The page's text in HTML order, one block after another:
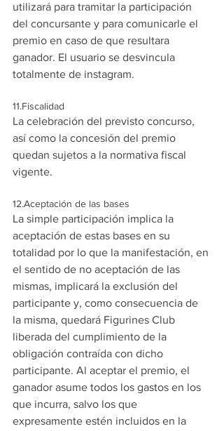
utilizará para tramitar la participación
del concursante y para comunicarle el
premio en caso de que resultara
ganador. El usuario se desvincula
totalmente de instagram.
11.Fiscalidad
La celebración del previsto concurso,
así como la concesión del premio
quedan sujetos a la normativa fiscal
vigente.
12.Aceptación de las bases
La simple participación implica la
aceptación de estas bases en su
totalidad por lo que la manifestación, en
el sentido de no aceptación de las
mismas, implicará la exclusión del
participante y, como consecuencia de
la misma, quedará Figurines Club
liberada del cumplimiento de la
obligación contraída con dicho
participante. Al aceptar el premio, el
ganador asume todos los gastos en los
que incurra, salvo los que
expresamente estén incluidos en la